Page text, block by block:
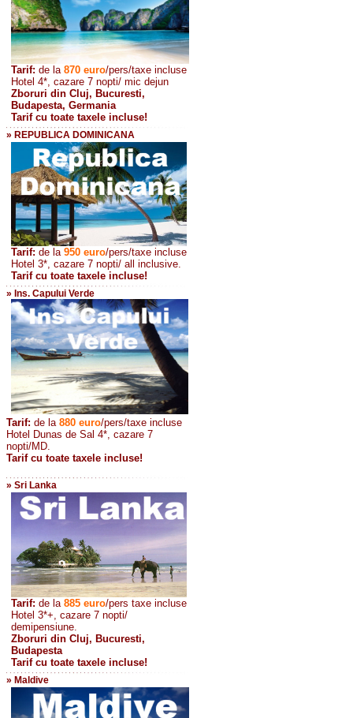
Tarif: de la 870 euro/pers/taxe incluse
Hotel 4*, cazare 7 nopti/ mic dejun
Zboruri din Cluj, Bucuresti,
Budapesta, Germania
Tarif cu toate taxele incluse!
» REPUBLICA DOMINICANA
Tarif: de la 950 euro/pers/taxe incluse
Hotel 3*, cazare 7 nopti/ all inclusive.
Tarif cu toate taxele incluse!
» Ins. Capului Verde
Tarif: de la 880 euro/pers/taxe incluse
Hotel Dunas de Sal 4*, cazare 7
nopti/MD.
Tarif cu toate taxele incluse!
» Sri Lanka
Tarif: de la 885 euro/pers taxe incluse
Hotel 3*+, cazare 7 nopti/
demipensiune.
Zboruri din Cluj, Bucuresti,
Budapesta
Tarif cu toate taxele incluse!
» Maldive